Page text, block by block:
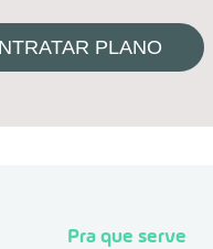
PLANO
Pra que serve